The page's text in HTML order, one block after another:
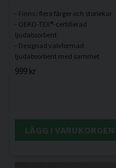
- Finns i flera färger och storlekar
- OEKO-TEX®-certifierad
ljudabsorbent
- Designad valvformad
999 kr
LÄGG I VARUKORGEN